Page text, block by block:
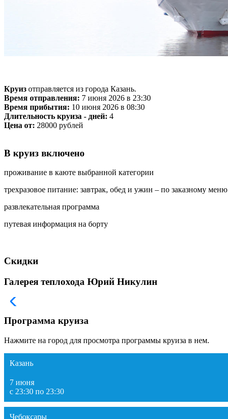
Круиз отправляется из города Казань.
Время отправления: 7 июня 2026 в 23:30
Время прибытия: 10 июня 2026 в 08:30
Длительность круиза - дней: 4
Цена от: 28000 рублей
В круиз включено
проживание в каюте выбранной категории
трехразовое питание: завтрак, обед и ужин – по заказному меню
развлекательная программа
путевая информация на борту
Скидки
Галерея теплохода Юрий Никулин
Программа круиза
Нажмите на город для просмотра программы круиза в нем.
Казань
7 июня
с 23:30 по 23:30
Чебоксары